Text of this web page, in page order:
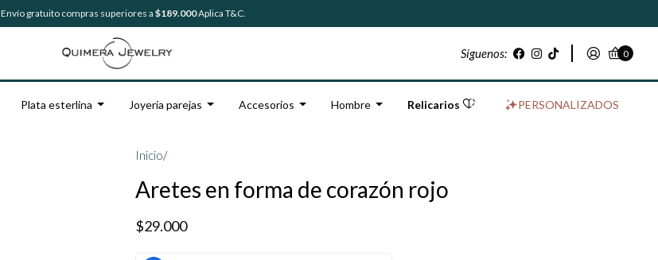
Envío gratuito compras superiores a $189.000Aplica T&C.
Síguenos: 0
Plata esterlina Joyería parejas Accesorios Hombre Relicarios PERSONALIZADOS
Inicio/
Aretes en forma de corazón rojo
$29.000